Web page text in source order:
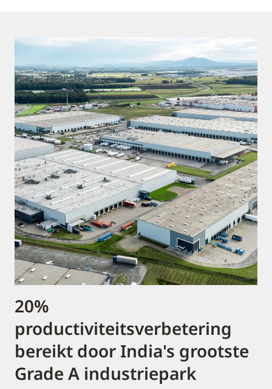
20%
productiviteitsverbetering
bereikt door India's grootste
Grade A industriepark